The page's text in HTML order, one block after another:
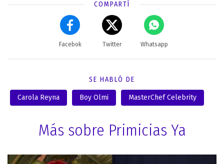
COMPARTÍ
Facebok Twitter Whatsapp
SE HABLÓ DE
Carola Reyna Boy Olmi MasterChef Celebrity
Más sobre Primicias Ya